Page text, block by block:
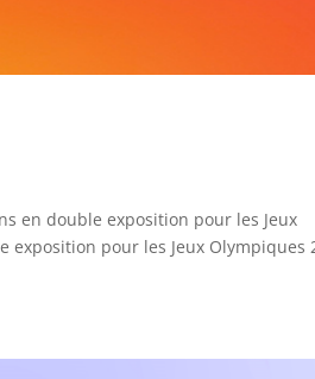
en double exposition pour les Jeux
pour les Jeux Olympiques